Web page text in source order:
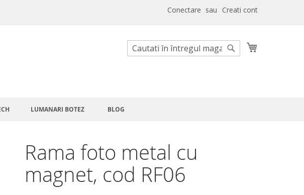
Conectare Creati cont
Cautare
LUMANARI BOTEZ BLOG
Rama foto metal cu
magnet, cod RF06